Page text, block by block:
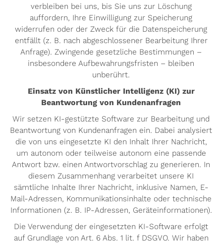
verbleiben bei uns, bis Sie uns zur Löschung
auffordern, Ihre Einwilligung zur Speicherung
widerrufen oder der Zweck für die Datenspeicherung
entfällt (z. B. nach abgeschlossener Bearbeitung Ihrer
Anfrage). Zwingende gesetzliche Bestimmungen –
insbesondere Aufbewahrungsfristen – bleiben
unberührt.
Einsatz von Künstlicher Intelligenz (KI) zur
Beantwortung von Kundenanfragen
Wir setzen KI-gestützte Software zur Bearbeitung und
Beantwortung von Kundenanfragen ein. Dabei analysiert
die von uns eingesetzte KI den Inhalt Ihrer Nachricht,
um autonom oder teilweise autonom eine passende
Antwort bzw. einen Antwortvorschlag zu generieren. In
diesem Zusammenhang verarbeitet unsere KI
sämtliche Inhalte Ihrer Nachricht, inklusive Namen, E-
Mail-Adressen, Kommunikationsinhalte oder technische
Informationen (z. B. IP-Adressen, Geräteinformationen).
Die Verwendung der eingesetzten KI-Software erfolgt
auf Grundlage von Art. 6 Abs. 1 lit. f DSGVO. Wir haben